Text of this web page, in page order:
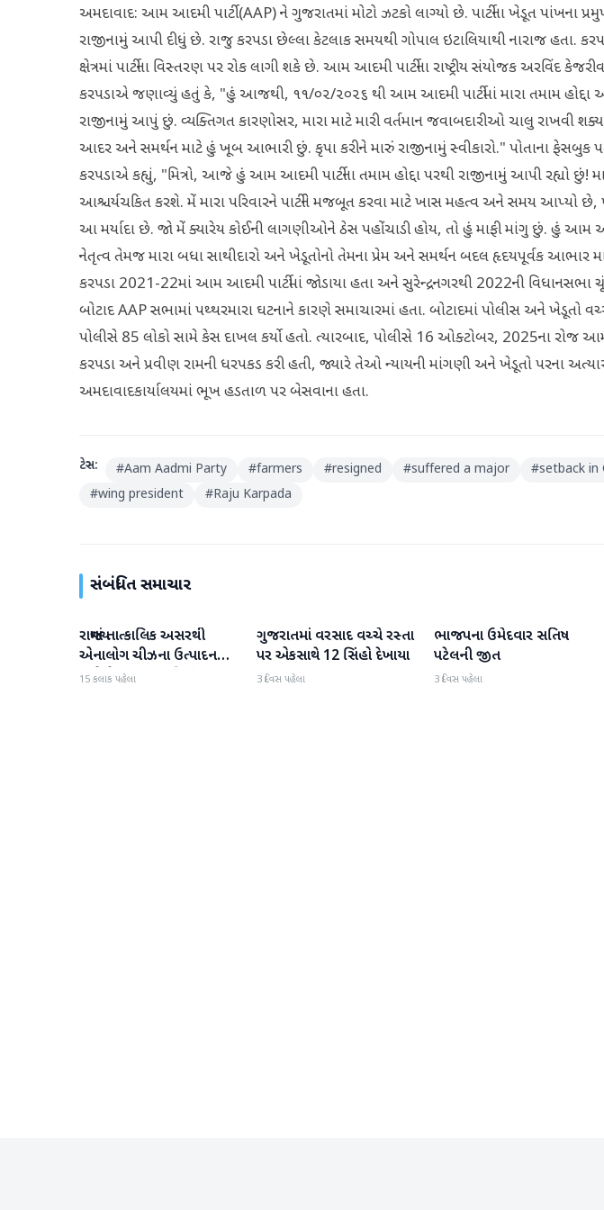
અમદાવાદ: આમ આદમી પાર્ટી (AAP) ને ગુજરાતમાં મોટો ઝટકો લાગ્યો છે. પાર્ટીના ખેડૂત પાંખના
રાજીનામું આપી દીધું છે. રાજુ કરપડા છેલ્લા કેટલાક સમયથી ગોપાલ ઇટાલિયાથી નારાજ હતા.
ક્ષેત્રમાં પાર્ટીના વિસ્તરણ પર રોક લાગી શકે છે. આમ આદમી પાર્ટીના રાષ્ટ્રીય સંયોજક અરવિંદ
કરપડાએ જણાવ્યું હતું કે, "હું આજથી, ૧૧/૦૨/૨૦૨૬ થી આમ આદમી પાર્ટીમાં મારા તમામ
રાજીનામું આપું છું. વ્યક્તિગત કારણોસર, મારા માટે મારી વર્તમાન જવાબદારીઓ ચાલુ રાખવી
આદર અને સમર્થન માટે હું ખૂબ આભારી છું. કૃપા કરીને મારું રાજીનામું સ્વીકારો." પોતાના ફેસબુક
કરપડાએ કહ્યું, "મિત્રો, આજે હું આમ આદમી પાર્ટીના તમામ હોદ્દા પરથી રાજીનામું આપી રહ્યો છું!
આશ્ચર્યચકિત કરશે. મેં મારા પરિવારને પાર્ટીને મજબૂત કરવા માટે ખાસ મહત્વ અને સમય આપ્યો છે,
આ મર્યાદા છે. જો મેં ક્યારેય કોઈની લાગણીઓને ઠેસ પહોંચાડી હોય, તો હું માફી માંગુ છું. હું આમ
નેતૃત્વ તેમજ મારા બધા સાથીદારો અને ખેડૂતોનો તેમના પ્રેમ અને સમર્થન બદલ હૃદયપૂર્વક આભાર
કરપડા 2021-22માં આમ આદમી પાર્ટીમાં જોડાયા હતા અને સુરેન્દ્રનગરથી 2022ની
બોટાદ AAP સભામાં પથ્થરમારા ઘટનાને કારણે સમાચારમાં હતા. બોટાદમાં પોલીસ અને ખેડૂતો
પોલીસે 85 લોકો સામે કેસ દાખલ કર્યો હતો. ત્યારબાદ, પોલીસે 16 ઓક્ટોબર, 2025ના રોજ
કરપડા અને પ્રવીણ રામની ધરપકડ કરી હતી, જ્યારે તેઓ ન્યાયની માંગણી અને ખેડૂતો પરના
અમદાવાદકાર્યાલયમાં ભૂખ હડતાળ પર બેસવાના હતા.
ટેગ્સ: #Aam Aadmi Party #farmers #resigned #suffered a major #setback in
#wing president #Raju Karpada
સંબંધિત સમાચાર
ગુજરાત
રાજ્યમાં તાત્કાલિક અસરથી
એનાલોગ ચીઝના ઉત્પાદન
અને વેચાણ પર પ્રતિબંધ.
15 કલાક પહેલા
ગુજરાત
ગુજરાતમાં વરસાદ વચ્ચે રસ્તા
પર એકસાથે 12 સિંહો દેખાયા
3 દિવસ પહેલા
ગુજરાત
ભાજપના ઉમેદવાર સતિષ
પટેલની જીત
3 દિવસ પહેલા